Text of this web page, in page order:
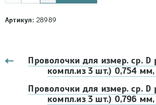
Артикул:28989
Проволочки для измер. ср. D
компл.из 3 шт.) 0,754 мм,
Проволочки для измер. ср. D
компл.из 3 шт.) 0,796 мм,